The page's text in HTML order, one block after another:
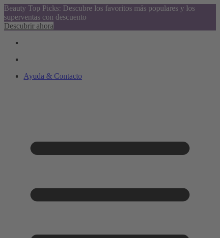
Beauty Top Picks: Descubre los favoritos más populares y los
superventas con descuento
Descubrir ahora
Ayuda & Contacto